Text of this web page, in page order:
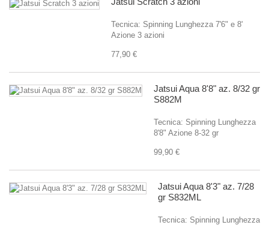
Tecnica: Spinning Lunghezza 7'6" e 8'
Azione 3 azioni
77,90 €
Jatsui Aqua 8'8" az. 8/32 gr
S882M
Tecnica: Spinning Lunghezza
8'8" Azione 8-32 gr
99,90 €
Jatsui Aqua 8'3" az. 7/28
gr S832ML
Tecnica: Spinning Lunghezza